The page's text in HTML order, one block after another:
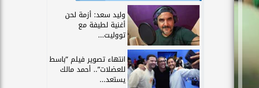
وليد سعد: أزمة لحن
أغنية لطيفة مع
تووليت...
انتهاء تصوير فيلم ”باسط
للعضلات”.. أحمد مالك
يستعد...